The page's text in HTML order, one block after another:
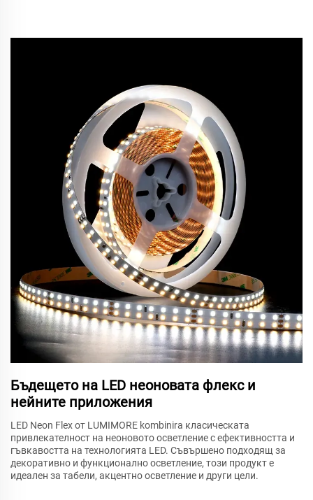
Бъдещето на LED неоновата флекс и
нейните приложения
LED Neon Flex от LUMIMORE kombinira класическата
привлекателност на неоновото осветление с ефективността и
гъвкавостта на технологията LED. Съвършено подходящ за
декоративно и функционално осветление, този продукт е
идеален за табели, акцентно осветление и други цели.